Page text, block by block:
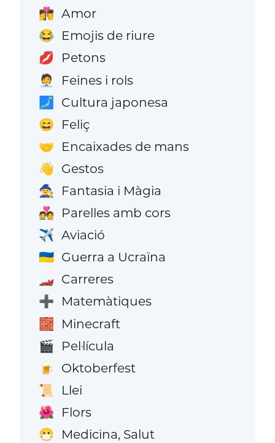
👩‍❤️‍💋‍👨 Amor
😂 Emojis de riure
💋 Petons
🧑‍💼 Feines i rols
🗾 Cultura japonesa
😄 Feliç
🤝 Encaixades de mans
👋 Gestos
🧙 Fantasia i Màgia
💑 Parelles amb cors
✈️ Aviació
🇺🇦 Guerra a Ucraïna
🏎️ Carreres
➕ Matemàtiques
🧱 Minecraft
🎬 Pel·lícula
🍺 Oktoberfest
📜 Llei
🌺 Flors
😷 Medicina, Salut